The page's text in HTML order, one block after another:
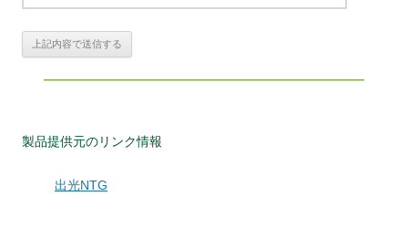
製品提供元のリンク情報
出光NTG